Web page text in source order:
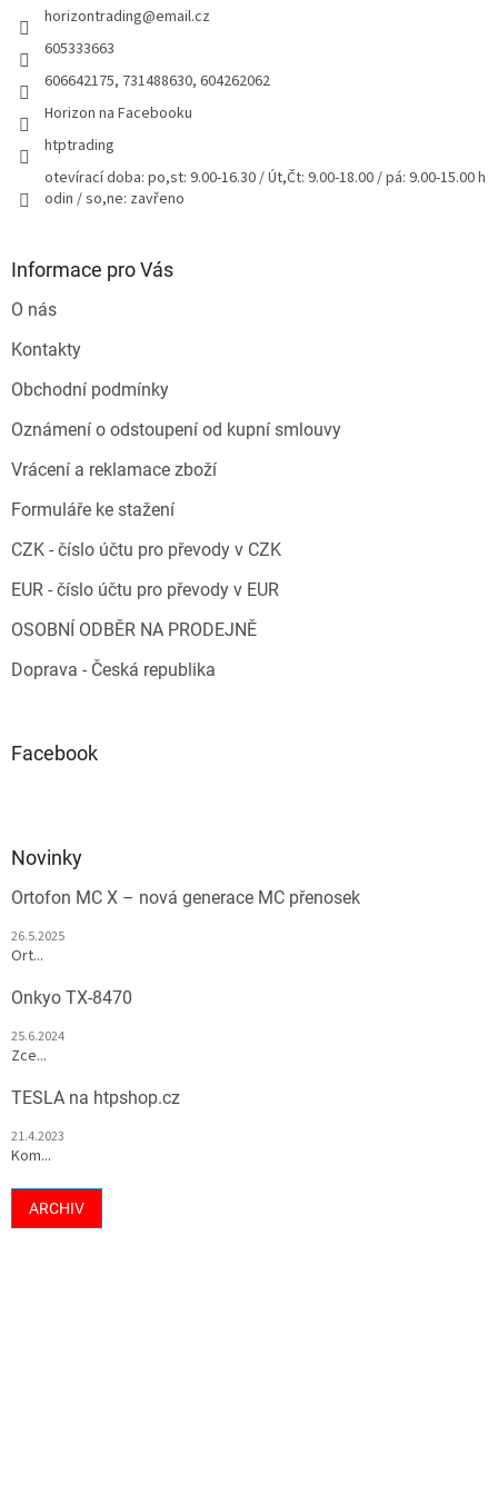
horizontrading@email.cz
605333663
606642175, 731488630, 604262062
Horizon na Facebooku
htptrading
otevírací doba: po,st: 9.00-16.30 / Út,Čt: 9.00-18.00 / pá: 9.00-15.00 h
odin / so,ne: zavřeno
Informace pro Vás
O nás
Kontakty
Obchodní podmínky
Oznámení o odstoupení od kupní smlouvy
Vrácení a reklamace zboží
Formuláře ke stažení
CZK - číslo účtu pro převody v CZK
EUR - číslo účtu pro převody v EUR
OSOBNÍ ODBĚR NA PRODEJNĚ
Doprava - Česká republika
Facebook
Novinky
Ortofon MC X – nová generace MC přenosek
26.5.2025
Ort...
Onkyo TX-8470
25.6.2024
Zce...
TESLA na htpshop.cz
21.4.2023
Kom...
ARCHIV